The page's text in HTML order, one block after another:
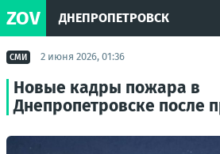
ZOV ДНЕПРОПЕТРОВСК
СМИ 2 июня 2026, 01:36
Новые кадры пожара в
Днепропетровске после